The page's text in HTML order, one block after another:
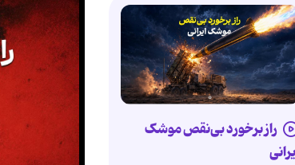
راز برخورد بی‌نقص موشک